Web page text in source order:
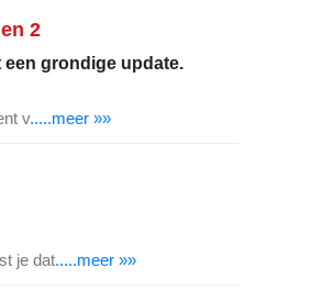
2
een grondige update.
v.....meer »»
je dat.....meer »»